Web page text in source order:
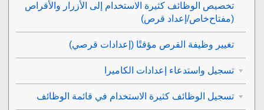
تخصيص الوظائف كثيرة الاستخدام إلى الأزرار والأقراص
(مفتاح‌خاص/إعداد قرص)
تغيير وظيفة القرص مؤقتًا ( إعدادات قرصي)
تسجيل واستدعاء إعدادات الكاميرا
تسجيل الوظائف كثيرة الاستخدام في قائمة الوظائف